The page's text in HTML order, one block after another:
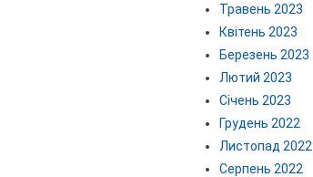
Травень 2023
Квітень 2023
Березень 2023
Лютий 2023
Січень 2023
Грудень 2022
Листопад 2022
Серпень 2022